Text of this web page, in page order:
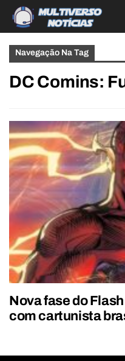
Navegação Na Tag
DC Comins:
Nova fase do
com cartunista